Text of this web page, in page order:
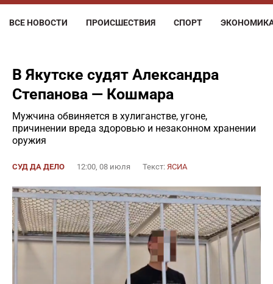
ВСЕ НОВОСТИ ПРОИСШЕСТВИЯ СПОРТ
В Якутске судят Александра
Степанова — Кошмара
Мужчина обвиняется в хулиганстве, угоне,
причинении вреда здоровью и незаконном хранении
оружия
СУД ДА ДЕЛО 12:00, 08 июля Текст: ЯСИА